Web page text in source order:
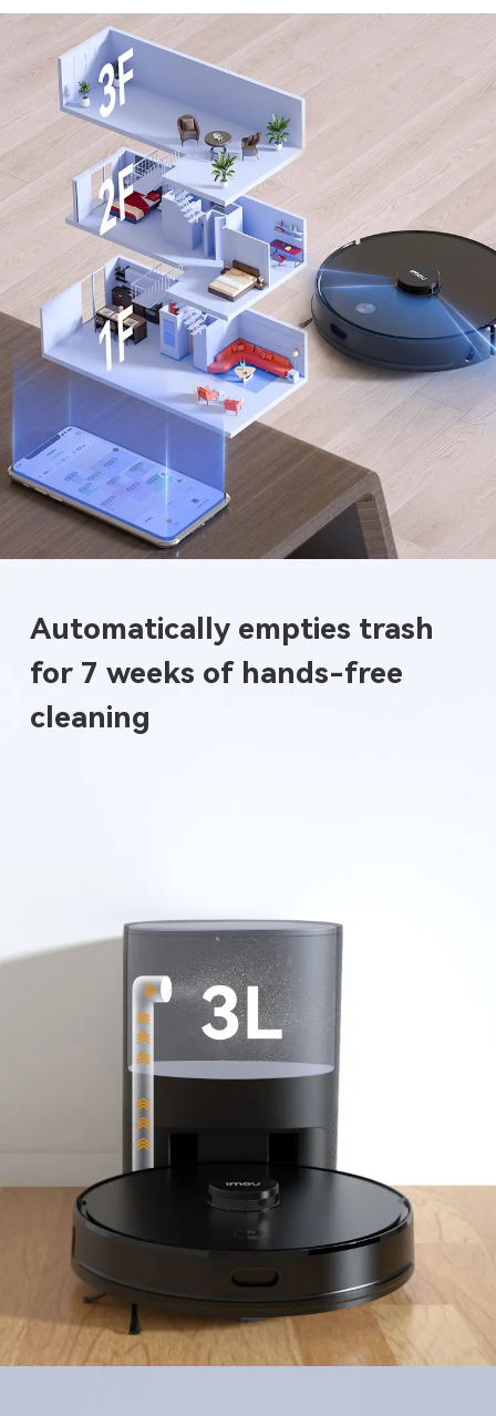
Automatically empties trash
for 7 weeks of hands-free
cleaning